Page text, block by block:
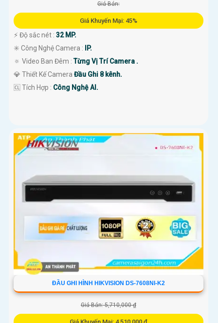
Giá Bán:
Giá Khuyến Mại: 45%
️⚡ Độ sắc nét : 32 MP.
✳️ Công Nghệ Camera :
IP.
🔅 Video Ban Đêm :Từng Vị Trí Camera .
💎 Thiết Kế Camera Đầu Ghi 8 kênh.
️🆑 Tích Hợp : Công Nghệ AI.
ĐẦU GHI HÌNH HIKVISION DS-7608NI-K2
Giá Bán: 5,710,000 ₫